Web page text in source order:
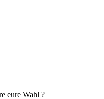
eure Wahl ?